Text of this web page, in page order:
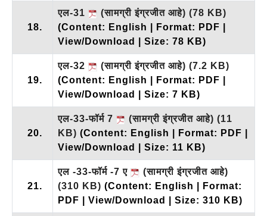
18.
एल-31 (सामग्री इंग्रजीत आहे) (78 KB)
(Content: English | Format: PDF |
View/Download | Size: 78 KB)
19.
एल-32 (सामग्री इंग्रजीत आहे) (7.2 KB)
(Content: English | Format: PDF |
View/Download | Size: 7 KB)
20.
एल-33-फॉर्म 7 (सामग्री इंग्रजीत आहे) (11
KB) (Content: English | Format: PDF |
View/Download | Size: 11 KB)
21.
एल -33-फॉर्म -7 ए
(सामग्री इंग्रजीत आहे)
(310 KB) (Content: English | Format:
PDF | View/Download | Size: 310 KB)